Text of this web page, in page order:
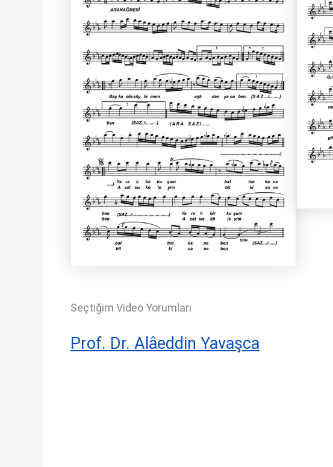
Seçtiğim Video Yorumları
Prof. Dr. Alâeddin Yavaşca